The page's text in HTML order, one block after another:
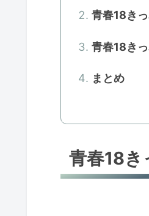
青春18き
青春18き
まとめ
青春18